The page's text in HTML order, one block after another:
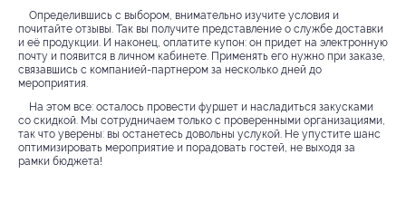
Определившись с выбором, внимательно изучите условия и
почитайте отзывы. Так вы получите представление о службе доставки
и её продукции. И наконец, оплатите купон: он придет на электронную
почту и появится в личном кабинете. Применять его нужно при заказе,
связавшись с компанией-партнером за несколько дней до
мероприятия.
На этом все: осталось провести фуршет и насладиться закусками
со скидкой. Мы сотрудничаем только с проверенными организациями,
так что уверены: вы останетесь довольны услукой. Не упустите шанс
оптимизировать мероприятие и порадовать гостей, не выходя за
рамки бюджета!